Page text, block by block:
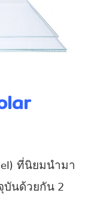
ที่นิยมนำมา
บันด้วยกัน 2